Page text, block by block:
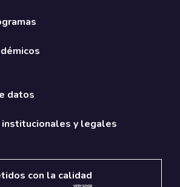
datos
institucionales y legales
con la calidad